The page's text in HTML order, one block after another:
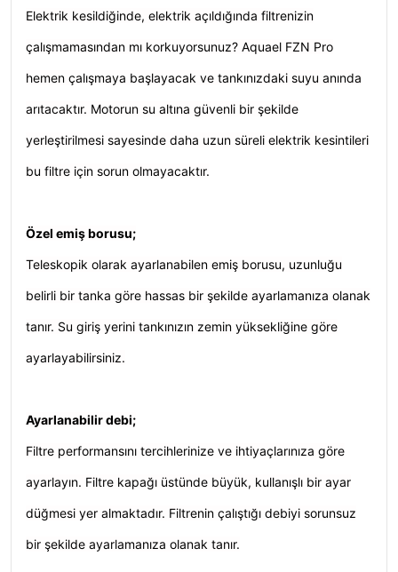
Elektrik kesildiğinde, elektrik açıldığında filtrenizin
çalışmamasından mı korkuyorsunuz? Aquael FZN Pro
hemen çalışmaya başlayacak ve tankınızdaki suyu anında
arıtacaktır. Motorun su altına güvenli bir şekilde
yerleştirilmesi sayesinde daha uzun süreli elektrik kesintileri
bu filtre için sorun olmayacaktır.
Özel emiş borusu;
Teleskopik olarak ayarlanabilen emiş borusu, uzunluğu
belirli bir tanka göre hassas bir şekilde ayarlamanıza olanak
tanır. Su giriş yerini tankınızın zemin yüksekliğine göre
ayarlayabilirsiniz.
Ayarlanabilir debi;
Filtre performansını tercihlerinize ve ihtiyaçlarınıza göre
ayarlayın. Filtre kapağı üstünde büyük, kullanışlı bir ayar
düğmesi yer almaktadır. Filtrenin çalıştığı debiyi sorunsuz
bir şekilde ayarlamanıza olanak tanır.